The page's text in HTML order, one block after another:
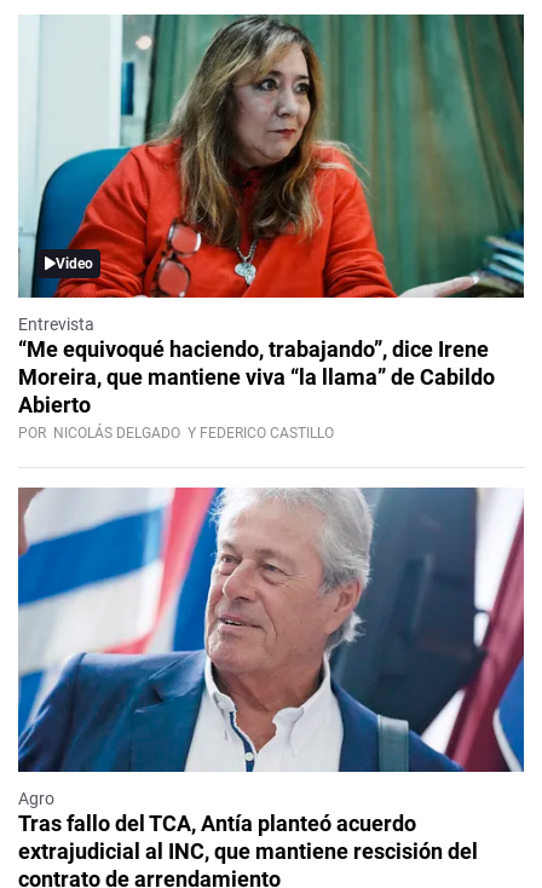
Video
Entrevista
“Me equivoqué haciendo, trabajando”, dice Irene
Moreira, que mantiene viva “la llama” de Cabildo
Abierto
POR NICOLÁS DELGADO Y FEDERICO CASTILLO
Agro
Tras fallo del TCA, Antía planteó acuerdo
extrajudicial al INC, que mantiene rescisión del
contrato de arrendamiento